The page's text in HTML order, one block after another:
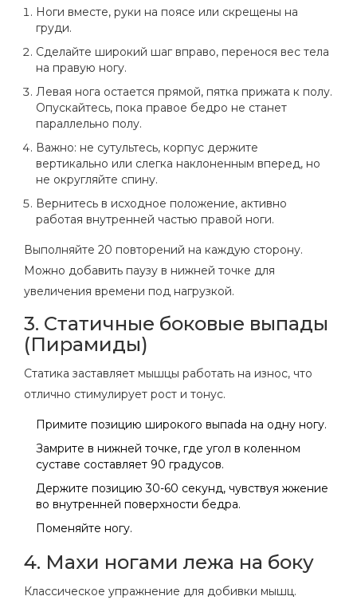
Ноги вместе, руки на поясе или скрещены на
груди.
Сделайте широкий шаг вправо, перенося вес тела
на правую ногу.
Левая нога остается прямой, пятка прижата к полу.
Опускайтесь, пока правое бедро не станет
параллельно полу.
Важно: не сутультесь, корпус держите
вертикально или слегка наклоненным вперед, но
не округляйте спину.
Вернитесь в исходное положение, активно
работая внутренней частью правой ноги.
Выполняйте 20 повторений на каждую сторону.
Можно добавить паузу в нижней точке для
увеличения времени под нагрузкой.
3. Статичные боковые выпады
(Пирамиды)
Статика заставляет мышцы работать на износ, что
отлично стимулирует рост и тонус.
Примите позицию широкого выпada на одну ногу.
Замрите в нижней точке, где угол в коленном
суставе составляет 90 градусов.
Держите позицию 30-60 секунд, чувствуя жжение
во внутренней поверхности бедра.
Поменяйте ногу.
4. Махи ногами лежа на боку
Классическое упражнение для добивки мышц.